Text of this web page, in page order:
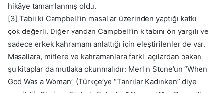
hikâye tamamlanmış oldu.
[3] Tabii ki Campbell’in masallar üzerinden yaptığı katkı
çok değerli. Diğer yandan Campbell’in kitabını ön yargılı ve
sadece erkek kahramanı anlattığı için eleştirilenler de var.
Masallara, mitlere ve kahramanlara farklı açılardan bakan
şu kitaplar da mutlaka okunmalıdır: Merlin Stone’un “When
God Was a Woman” (Türkçe’ye “Tanrılar Kadınken” diye